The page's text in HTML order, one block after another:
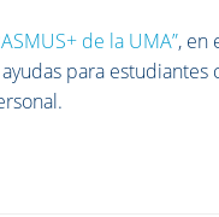
de la UMA”, en
para estudiantes